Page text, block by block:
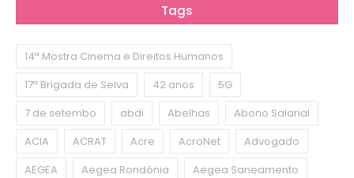
Tags
14ª Mostra Cinema e Direitos Humanos
17ª Brigada de Selva
42 anos
5G
7 de setembo
abdi Abelhas
Abono Salarial
ACIA
ACRAT Acre AcroNet
Advogado
AEGEA
Aegea Rondônia
Aegea Saneamento